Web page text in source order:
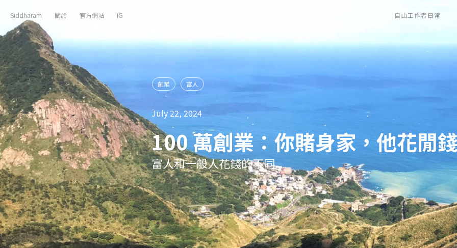
Siddharam 關於 官方網站 IG 自由工作者日常
創業 富人
July 22, 2024
100 萬創業：你賭身家，他花閒錢
富人和一般人花錢的不同